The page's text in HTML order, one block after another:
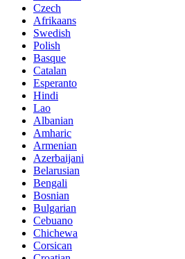
Czech
Afrikaans
Swedish
Polish
Basque
Catalan
Esperanto
Hindi
Lao
Albanian
Amharic
Armenian
Azerbaijani
Belarusian
Bengali
Bosnian
Bulgarian
Cebuano
Chichewa
Corsican